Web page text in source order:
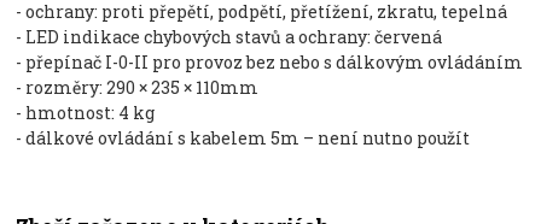
- ochrany: proti přepětí, podpětí, přetížení, zkratu, tepelná
- LED indikace chybových stavů a ochrany: červená
- přepínač I-0-II pro provoz bez nebo s dálkovým ovládáním
- rozměry: 290 × 235 × 110mm
- hmotnost: 4 kg
- dálkové ovládání s kabelem 5m – není nutno použít